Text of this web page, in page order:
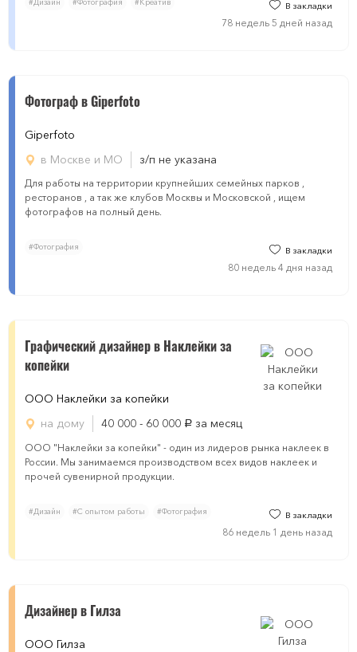
В закладки
78 недель 5 дней назад
Фотограф в Giperfoto
Giperfoto
в Москве и МО
з/п не указана
Для работы на территории крупнейших семейных парков ,
ресторанов , а так же клубов Москвы и Московской , ищем
фотографов на полный день.
#Фотография В закладки
80 недель 4 дня назад
Графический дизайнер в Наклейки за
копейки
ООО Наклейки за копейки
на дому
40 000 - 60 000 руб. за месяц
ООО "Наклейки за копейки" - один из лидеров рынка наклеек в
России. Мы занимаемся производством всех видов наклеек и
прочей сувенирной продукции.
#Дизайн #С опытом работы #Фотография В закладки
86 недель 1 день назад
Дизайнер в Гилза
ООО Гилза